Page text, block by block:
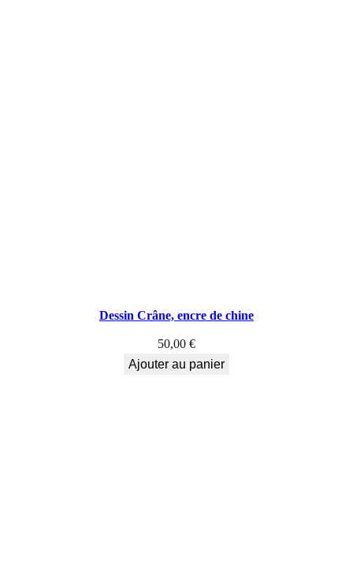
Dessin Crâne, encre de chine
50,00 €
Ajouter au panier